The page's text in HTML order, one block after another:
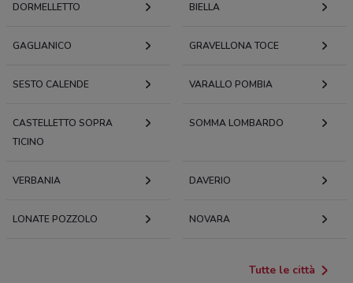
DORMELLETTO BIELLA
GAGLIANICO GRAVELLONA TOCE
SESTO CALENDE VARALLO POMBIA
CASTELLETTO SOPRA
TICINO
SOMMA LOMBARDO
VERBANIA DAVERIO
LONATE POZZOLO NOVARA
Tutte le città